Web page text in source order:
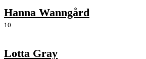
Hanna Wanngård
10
Lotta Gray